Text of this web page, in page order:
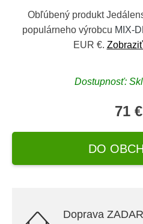
Obľúbený produkt
populárneho výrobcu MIX-
EUR €.
Dostupnosť:
71 €
DO
Doprava